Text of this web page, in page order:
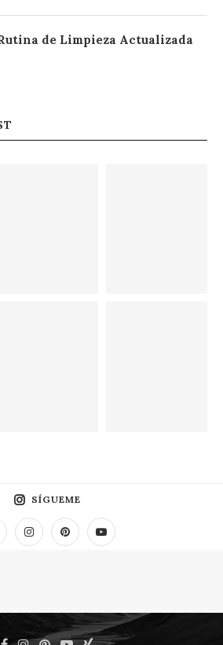
de Limpieza Actualizada
SÍGUEME